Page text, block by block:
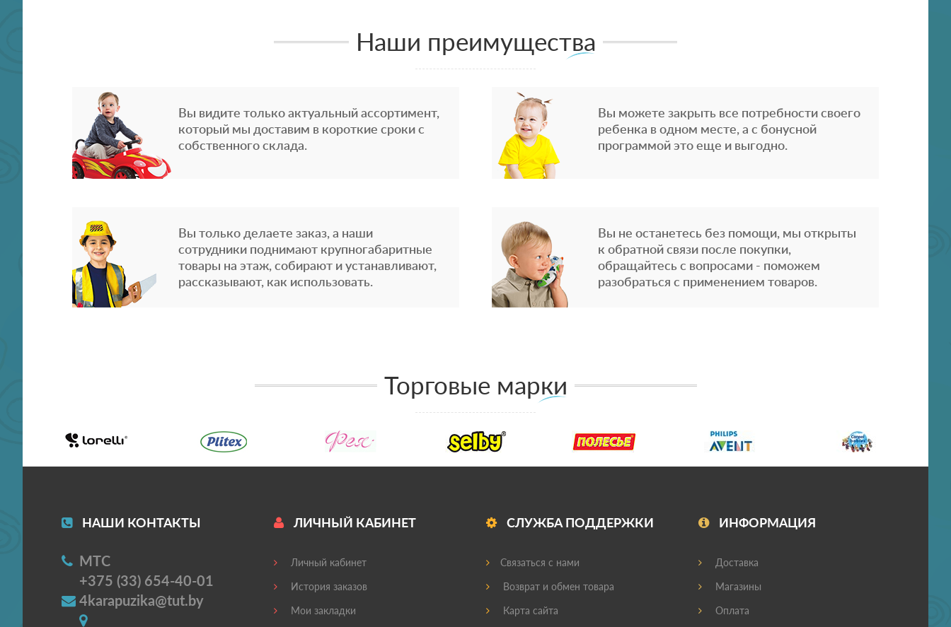
Наши преимущества
Вы видите только актуальный ассортимент,
который мы доставим в короткие сроки с
собственного склада.
Вы можете закрыть все потребности своего
ребенка в одном месте, а с бонусной
программой это еще и выгодно.
Вы только делаете заказ, а наши
сотрудники поднимают крупногабаритные
товары на этаж, собирают и устанавливают,
рассказывают, как использовать.
Вы не останетесь без помощи, мы открыты
к обратной связи после покупки,
обращайтесь с вопросами - поможем
разобраться с применением товаров.
Торговые марки
НАШИ КОНТАКТЫ
МТС
+375 (33) 654-40-01
4karapuzika@tut.by
ЛИЧНЫЙ КАБИНЕТ
Личный кабинет
История заказов
Мои закладки
СЛУЖБА ПОДДЕРЖКИ
Связаться с нами
Возврат и обмен товара
Карта сайта
ИНФОРМАЦИЯ
Доставка
Магазины
Оплата